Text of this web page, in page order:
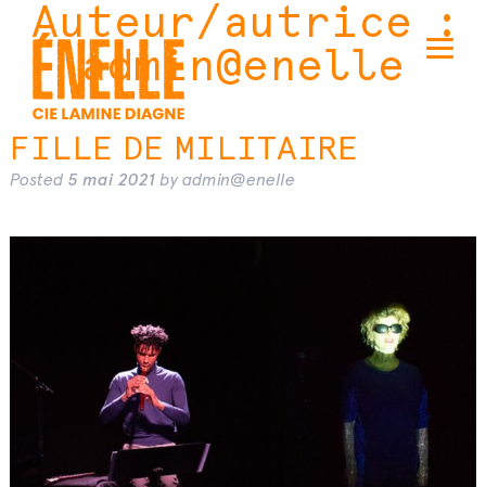
Auteur/autrice :
admin@enelle
FILLE DE MILITAIRE
Posted 5 mai 2021 by admin@enelle